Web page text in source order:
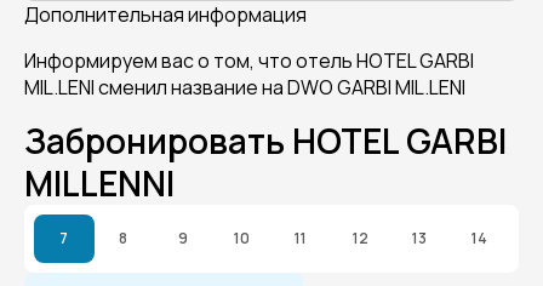
Дополнительная информация
Информируем вас о том, что отель HOTEL GARBI
MIL.LENI сменил название на DWO GARBI MIL.LENI
Забронировать HOTEL GARBI
MILLENNI
7 8 9 10 11 12 13 14